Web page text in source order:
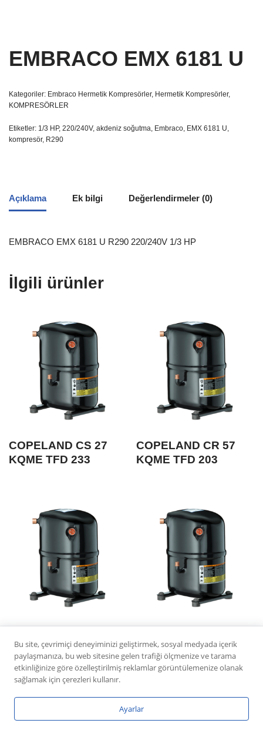
EMBRACO EMX 6181 U
Kategoriler: Embraco Hermetik Kompresörler, Hermetik Kompresörler,
KOMPRESÖRLER
Etiketler: 1/3 HP, 220/240V, akdeniz soğutma, Embraco, EMX 6181 U,
kompresör, R290
Açıklama Ek bilgi Değerlendirmeler (0)
EMBRACO EMX 6181 U R290 220/240V 1/3 HP
İlgili ürünler
COPELAND CS 27
KQME TFD 233
COPELAND CR 57
KQME TFD 203
KQME TFD 203
Bu site, çevrimiçi deneyiminizi geliştirmek, sosyal medyada içerik
paylaşmanıza, bu web sitesine gelen trafiği ölçmenize ve tarama
etkinliğinize göre özelleştirilmiş reklamlar görüntülemenize olanak
sağlamak için çerezleri kullanır.
Ayarlar